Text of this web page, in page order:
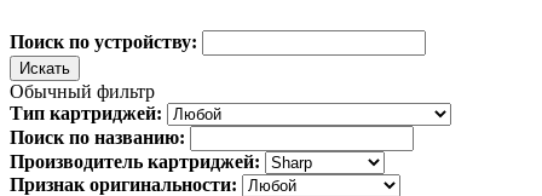
Поиск по устройству:
Обычный фильтр
Тип картриджей:
Поиск по названию:
Производитель картриджей:
Признак оригинальности: